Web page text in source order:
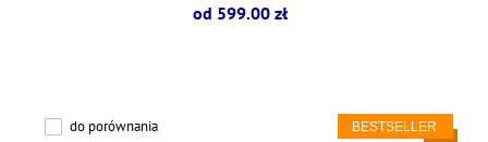
od 599.00 zł
do porównania